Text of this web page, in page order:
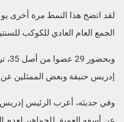
لقد اتضح هذا النمط مرة أخرى
الجمع العام العادي للكوكب للسنتين
إدريس حنيفة وبعض الممثلين
وفي حديثه، أعرب الرئيس إدريس
عن أسفه العميق للجماهير لعدم